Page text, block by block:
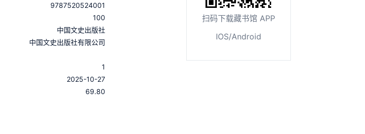
9787520524001
100
中国文史出版社
中国文史出版社有限公司
1
2025-10-27
69.80
扫码下载藏书馆 APP
IOS/Android